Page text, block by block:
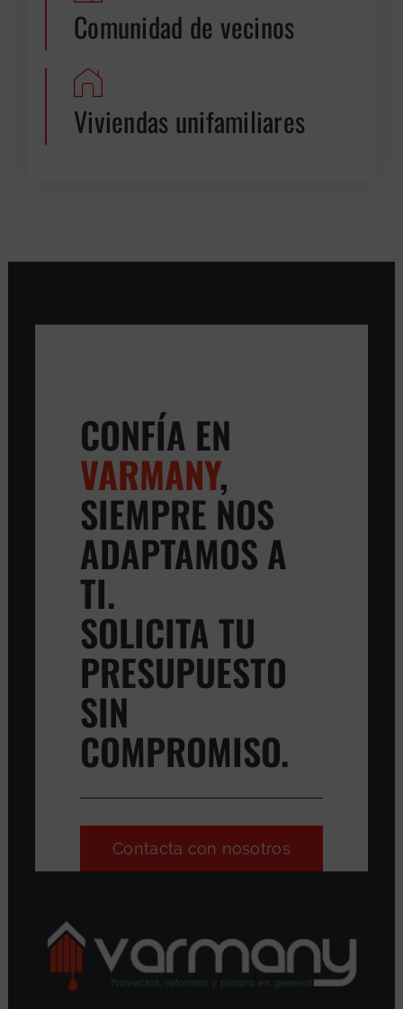
Comunidad de vecinos
Viviendas unifamiliares
CONFÍA EN
VARMANY,
SIEMPRE NOS
ADAPTAMOS A
TI.
SOLICITA TU
PRESUPUESTO
SIN
COMPROMISO.
Contacta con nosotros